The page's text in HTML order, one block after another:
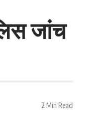
जांच
2 Min Read